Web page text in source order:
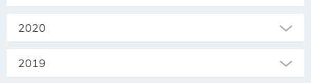
2020
2019